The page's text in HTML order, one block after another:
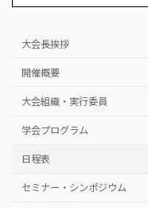
大会長挨拶
開催概要
大会組織・実行委員
学会プログラム
日程表
セミナー・シンポジウム